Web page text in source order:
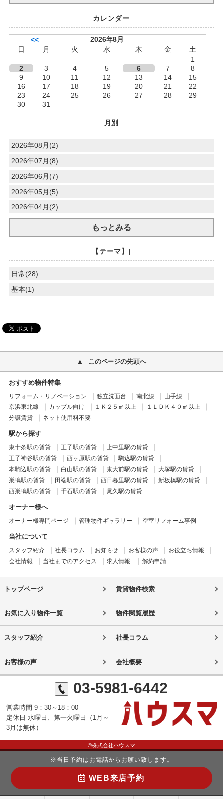
カレンダー
<<
2026年8月
日
月 火 水 木 金
土
1
2
3 4 5 6 7
8
9
10 11 12 13 14
15
16
17 18 19 20 21
22
23
24 25 26 27 28
29
30
31
月別
2026年08月(2)
2026年07月(8)
2026年06月(7)
2026年05月(5)
2026年04月(2)
もっとみる
【テーマ】|
日常(28)
基本(1)
このページの先頭へ
おすすめ物件特集
リフォーム・リノベーション 独立洗面台 南北線
山手線
京浜東北線
カップル向け １Ｋ２５㎡以上
１ＬＤＫ４０㎡以上
分譲賃貸
ネット使用料不要
駅から探す
東十条駅の賃貸 王子駅の賃貸
上中里駅の賃貸
王子神谷駅の賃貸
西ヶ原駅の賃貸
駒込駅の賃貸
本駒込駅の賃貸
白山駅の賃貸 東大前駅の賃貸
大塚駅の賃貸
巣鴨駅の賃貸
田端駅の賃貸 西日暮里駅の賃貸
新板橋駅の賃貸
西巣鴨駅の賃貸
千石駅の賃貸 尾久駅の賃貸
オーナー様へ
オーナー様専門ページ 管理物件ギャラリー 空室リフォーム事例
当社について
スタッフ紹介 社長コラム お知らせ お客様の声
お役立ち情報
会社情報
当社までのアクセス 求人情報 解約申請
トップページ 賃貸物件検索
お気に入り物件一覧 物件閲覧履歴
スタッフ紹介 社長コラム
お客様の声 会社概要
03-5981-6442
営業時間 9：30～18：00
定休日 水曜日、第一火曜日（1月～
3月は無休）
©株式会社ハウスマ
※当日予約はお電話からお願い致します。
WEB来店予約